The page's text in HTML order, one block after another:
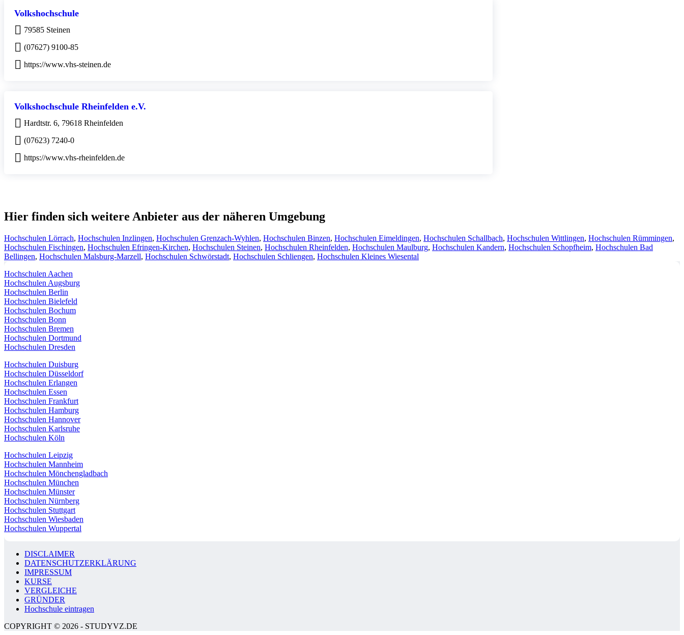
Volkshochschule
79585 Steinen
(07627) 9100-85
https://www.vhs-steinen.de
Volkshochschule Rheinfelden e.V.
Hardtstr. 6, 79618 Rheinfelden
(07623) 7240-0
https://www.vhs-rheinfelden.de
Hier finden sich weitere Anbieter aus der näheren Umgebung
Hochschulen Lörrach, Hochschulen Inzlingen, Hochschulen Grenzach-Wyhlen, Hochschulen Binzen, Hochschulen Eimeldingen, Hochschulen Schallbach, Hochschulen Wittlingen, Hochschulen Rümmingen,
Hochschulen Fischingen, Hochschulen Efringen-Kirchen, Hochschulen Steinen, Hochschulen Rheinfelden, Hochschulen Maulburg, Hochschulen Kandern, Hochschulen Schopfheim, Hochschulen Bad
Bellingen, Hochschulen Malsburg-Marzell, Hochschulen Schwörstadt, Hochschulen Schliengen, Hochschulen Kleines Wiesental
Hochschulen Aachen
Hochschulen Augsburg
Hochschulen Berlin
Hochschulen Bielefeld
Hochschulen Bochum
Hochschulen Bonn
Hochschulen Bremen
Hochschulen Dortmund
Hochschulen Dresden
Hochschulen Duisburg
Hochschulen Düsseldorf
Hochschulen Erlangen
Hochschulen Essen
Hochschulen Frankfurt
Hochschulen Hamburg
Hochschulen Hannover
Hochschulen Karlsruhe
Hochschulen Köln
Hochschulen Leipzig
Hochschulen Mannheim
Hochschulen Mönchengladbach
Hochschulen München
Hochschulen Münster
Hochschulen Nürnberg
Hochschulen Stuttgart
Hochschulen Wiesbaden
Hochschulen Wuppertal
DISCLAIMER
DATENSCHUTZERKLÄRUNG
IMPRESSUM
KURSE
VERGLEICHE
GRÜNDER
Hochschule eintragen
COPYRIGHT © 2026 - STUDYVZ.DE